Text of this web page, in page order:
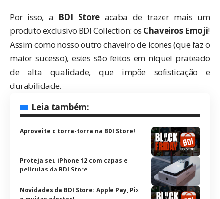
Por isso, a BDI Storeacaba de trazer mais um
produto exclusivo BDI Collection: os Chaveiros Emoji!
Assim como nosso outrochaveiro de ícones(que faz o
maior sucesso), estes são feitos em níquel prateado
de alta qualidade, que impõe sofisticação e
durabilidade.
Leia também:
Aproveite o torra-torra na BDI Store!
Proteja seu iPhone 12 com capas e
películas da BDI Store
Novidades da BDI Store: Apple Pay, Pix